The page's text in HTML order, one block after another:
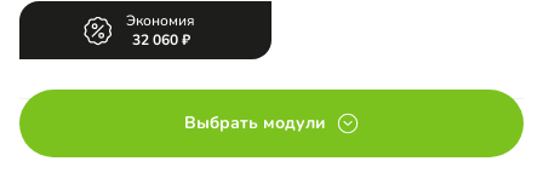
Экономия
32 060
Выбрать модули